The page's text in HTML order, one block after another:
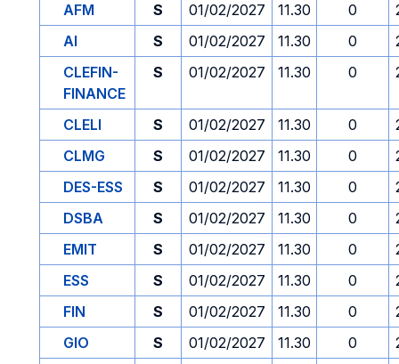
AFM
S 01/02/2027 11.30 0
AI
S 01/02/2027 11.30 0
CLEFIN-
FINANCE
S 01/02/2027 11.30 0
CLELI S 01/02/2027 11.30 0
CLMG
S 01/02/2027 11.30 0
DES-ESS
S 01/02/2027 11.30 0
DSBA
S 01/02/2027 11.30 0
EMIT
S 01/02/2027 11.30 0
ESS
S 01/02/2027 11.30 0
FIN
S 01/02/2027 11.30 0
GIO
S 01/02/2027 11.30 0